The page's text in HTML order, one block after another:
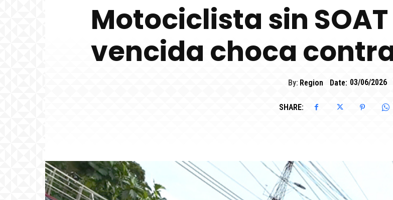
Motociclista sin
vencida choca
By: Region Date: 03/06/2026
SHARE: